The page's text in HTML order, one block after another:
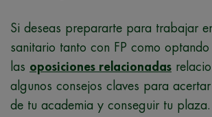
Si deseas prepararte para trabajar
sanitario tanto con FP como
las oposiciones relacionadas
algunos consejos claves para
de tu academia y conseguir tu plaza.